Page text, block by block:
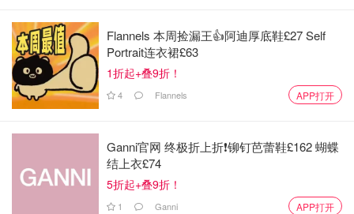
图片来自于@marija_nz ，版权属于原作者
电子秤 Food Scale
作用：食材称重
实用指数：★★★★★
Flannels 本周捡漏王👍阿迪厚底鞋£27 Self
Portrait连衣裙£63
1折起+叠9折！
4 Flannels APP打开
Ganni官网 终极折上折❗️铆钉芭蕾鞋£162 蝴蝶
结上衣£74
5折起+叠9折！
1 Ganni APP打开